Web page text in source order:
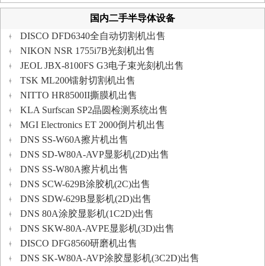
国内二手半导体设备
DISCO DFD6340全自动切割机出售
NIKON NSR 1755i7B光刻机出售
JEOL JBX-8100FS G3电子束光刻机出售
TSK ML200镭射切割机出售
NITTO HR8500II撕膜机出售
KLA Surfscan SP2晶圆检测系统出售
MGI Electronics ET 2000倒片机出售
DNS SS-W60A擦片机出售
DNS SD-W80A-AVP显影机(2D)出售
DNS SS-W80A擦片机出售
DNS SCW-629B涂胶机(2C)出售
DNS SDW-629B显影机(2D)出售
DNS 80A涂胶显影机(1C2D)出售
DNS SKW-80A-AVPE显影机(3D)出售
DISCO DFG8560研磨机出售
DNS SK-W80A-AVP涂胶显影机(3C2D)出售